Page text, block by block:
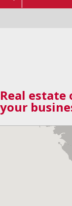
Real
your